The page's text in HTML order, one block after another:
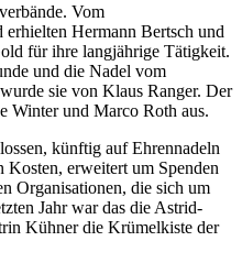
Vom
Hermann Bertsch und
für ihre langjährige Tätigkeit.
und die Nadel vom
sie von Klaus Ranger. Der
Winter und Marco Roth aus.
künftig auf Ehrennadeln
Kosten, erweitert um Spenden
Organisationen, die sich um
Jahr war das die Astrid-
Kühner die Krümelkiste der